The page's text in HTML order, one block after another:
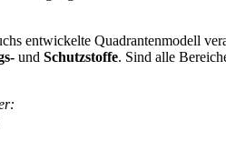
entwickelte Quadrantenmodell
und Schutzstoffe. Sind alle